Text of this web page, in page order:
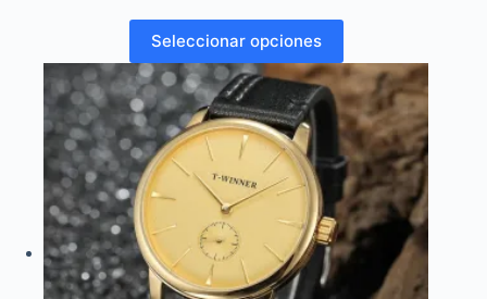
Seleccionar opciones
Este
tiene
múltiples
variantes.
Las
opciones
se
pueden
elegir
en
la
página